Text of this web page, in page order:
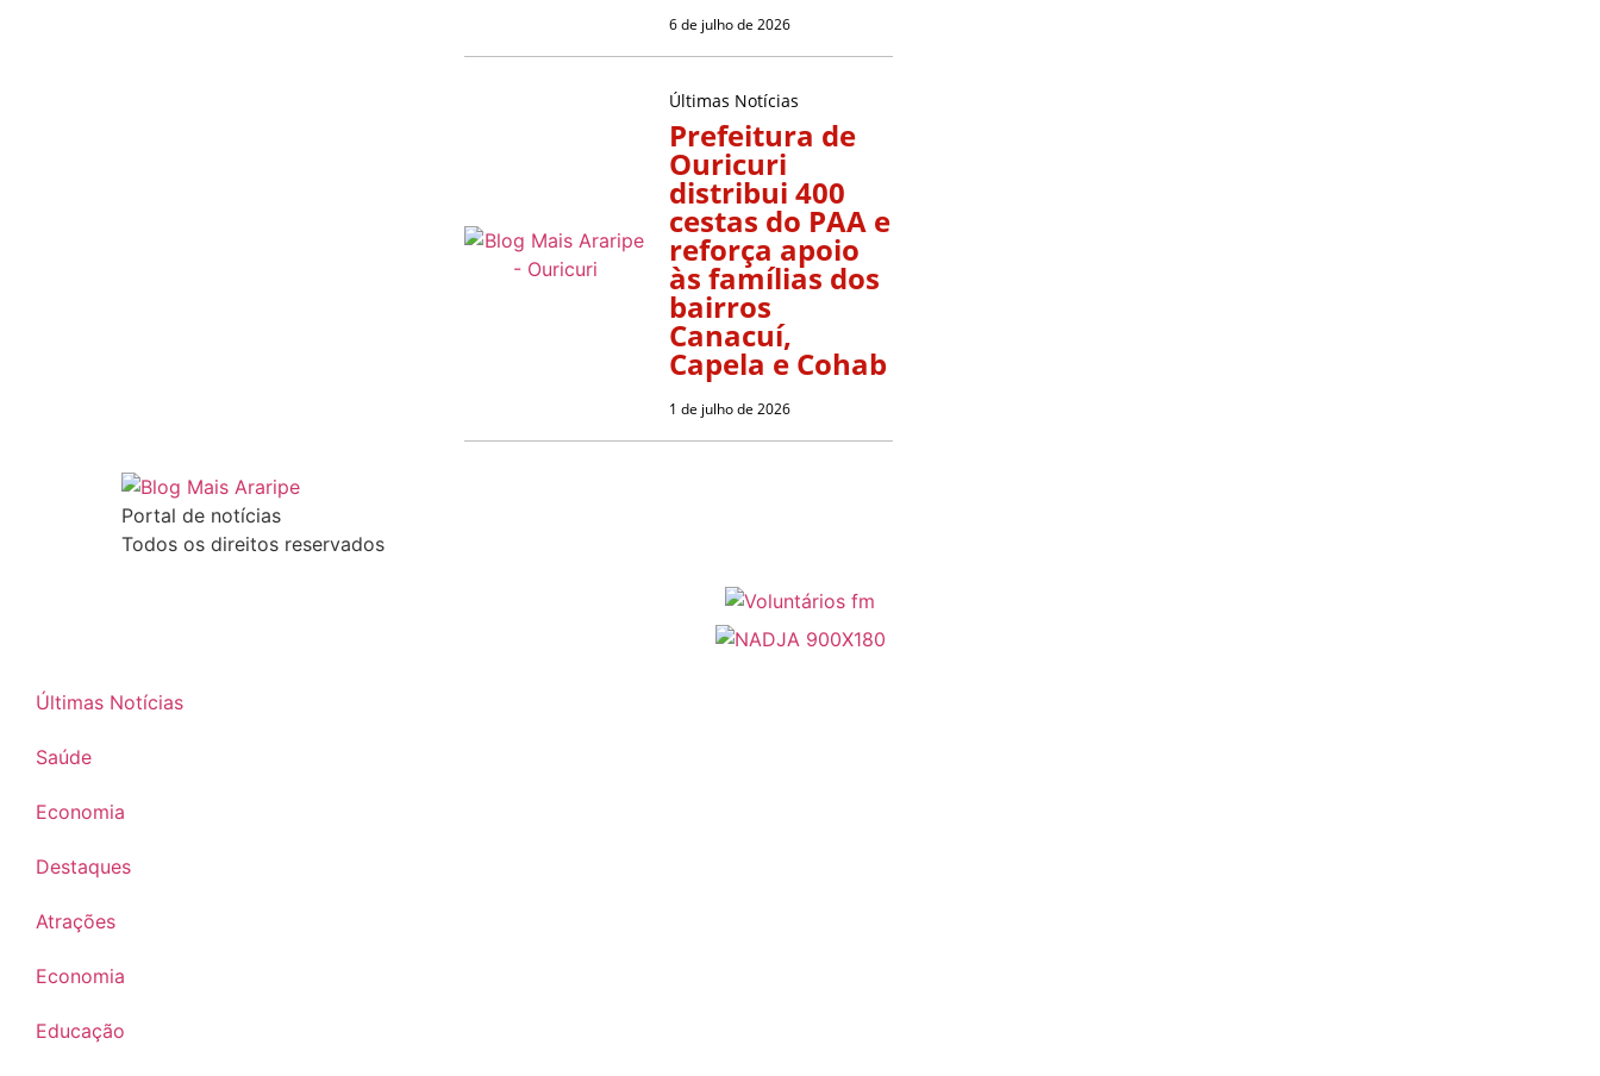
6 de julho de 2026
Últimas Notícias
Prefeitura de
Ouricuri
distribui 400
cestas do PAA e
reforça apoio
às famílias dos
bairros
Canacuí,
Capela e Cohab
1 de julho de 2026
Portal de notícias
Todos os direitos reservados
Últimas Notícias
Saúde
Economia
Destaques
Atrações
Economia
Educação